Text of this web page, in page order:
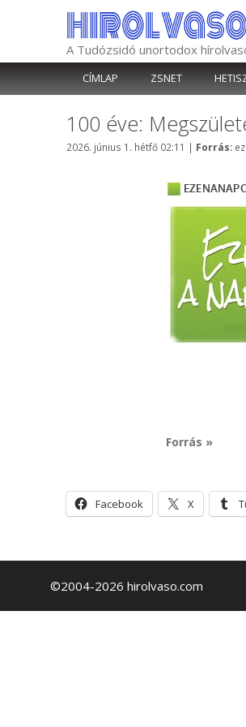
A Tudózsidó unortodox
CÍMLAP ZSNET
100 éve:
2026. június 1. hétfő 02:11 | Forrás:
Forrás »
Facebook X
©2004-2026 hirolvaso.com